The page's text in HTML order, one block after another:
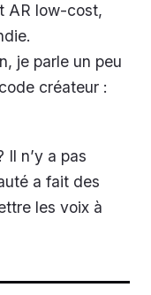
AR low-cost,
je parle un peu
créateur :
Il n’y a pas
a fait des
les voix à